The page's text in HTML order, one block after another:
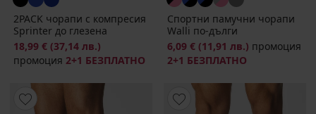
2PACK чорапи с компресия
Sprinter до глезена
18,99 € (37,14 лв.)
промоция 2+1 БЕЗПЛАТНО
Спортни памучни чорапи
Walli по-дълги
6,09 € (11,91 лв.) промоция
2+1 БЕЗПЛАТНО